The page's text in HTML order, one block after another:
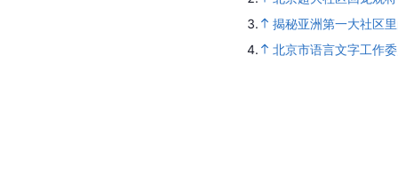
3.
揭秘亚洲第一大社区
4.
北京市语言文字工作